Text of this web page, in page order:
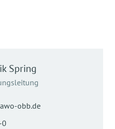
Spring
obb.de